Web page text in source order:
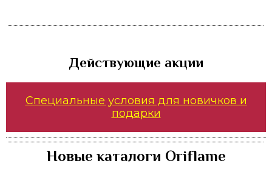
Действующие акции
Специальные условия для новичков и
подарки
Новые каталоги Oriflame